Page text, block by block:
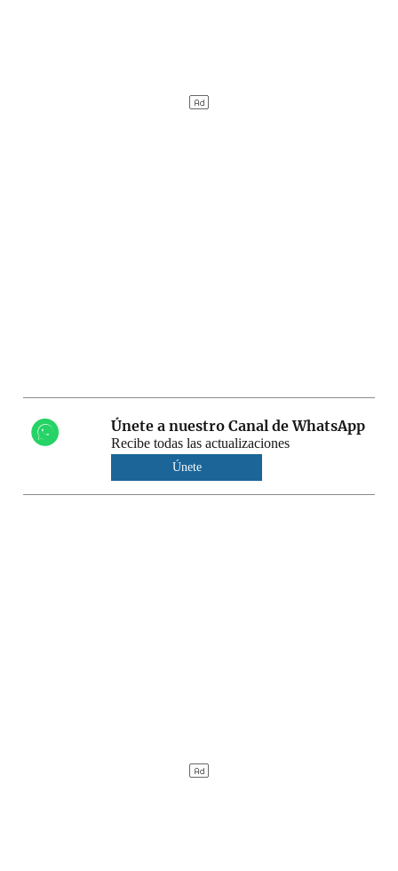
Únete a nuestro Canal de WhatsApp
Recibe todas las actualizaciones
Únete